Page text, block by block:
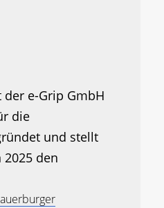
e-Grip GmbH
die
und stellt
den